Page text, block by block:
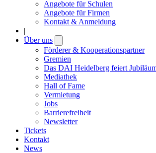
Angebote für Schulen
Angebote für Firmen
Kontakt & Anmeldung
|
Über uns
submenu
Förderer & Kooperationspartner
Gremien
Das DAI Heidelberg feiert
Mediathek
Hall of Fame
Vermietung
Jobs
Barrierefreiheit
Newsletter
Tickets
Kontakt
News